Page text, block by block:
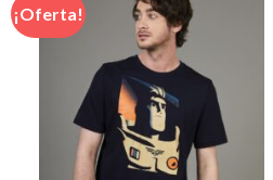
¡Oferta!